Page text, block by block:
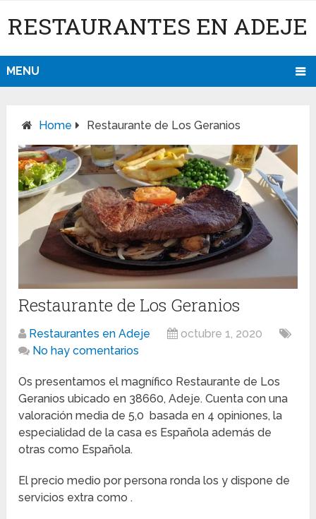
RESTAURANTES EN ADEJE
MENU
Home Restaurante de Los Geranios
Restaurante de Los Geranios
Restaurantes en Adeje
octubre 1, 2020
No hay comentarios
Os presentamos el magnífico Restaurante de Los
Geranios ubicado en 38660, Adeje. Cuenta con una
valoración media de 5,0 basada en 4 opiniones, la
especialidad de la casa es Española además de
otras como Española.
El precio medio por persona ronda los y dispone de
servicios extra como .